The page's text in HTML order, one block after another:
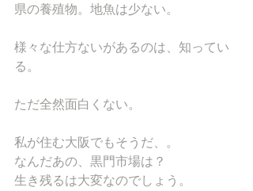
県の養殖物。地魚は少ない。
様々な仕方ないがあるのは、知ってい
る。
ただ全然面白くない。
私が住む大阪でもそうだ、。
なんだあの、黒門市場は？
生き残るは大変なのでしょう。